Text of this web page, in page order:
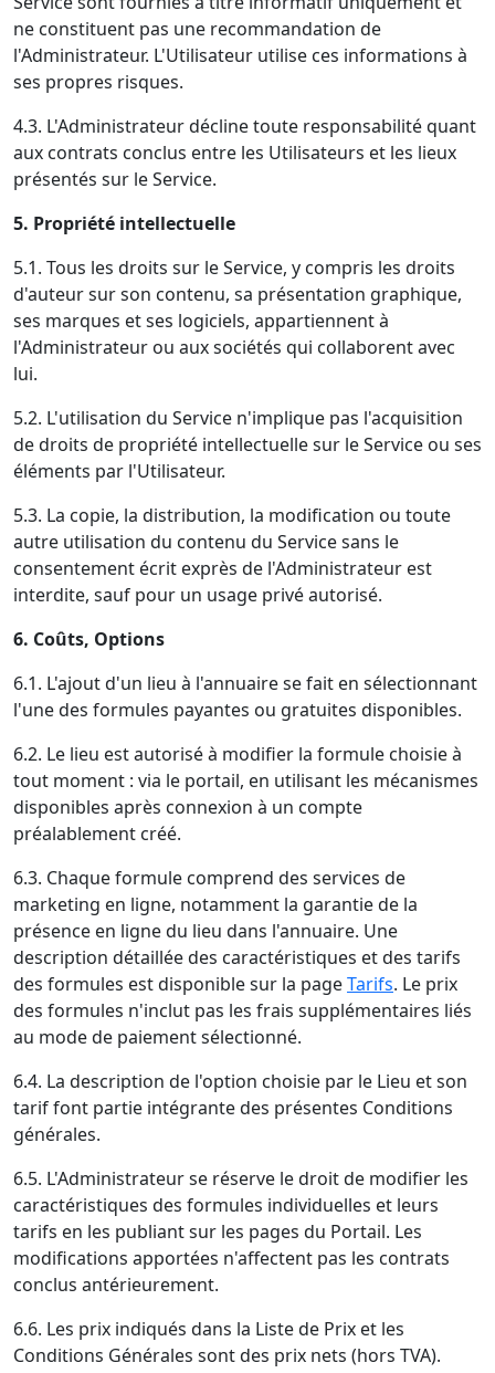
ne constituent pas une recommandation de
l'Administrateur. L'Utilisateur utilise ces informations à
ses propres risques.
4.3. L'Administrateur décline toute responsabilité quant
aux contrats conclus entre les Utilisateurs et les lieux
présentés sur le Service.
5. Propriété intellectuelle
5.1. Tous les droits sur le Service, y compris les droits
d'auteur sur son contenu, sa présentation graphique,
ses marques et ses logiciels, appartiennent à
l'Administrateur ou aux sociétés qui collaborent avec
lui.
5.2. L'utilisation du Service n'implique pas l'acquisition
de droits de propriété intellectuelle sur le Service ou ses
éléments par l'Utilisateur.
5.3. La copie, la distribution, la modification ou toute
autre utilisation du contenu du Service sans le
consentement écrit exprès de l'Administrateur est
interdite, sauf pour un usage privé autorisé.
6. Coûts, Options
6.1. L'ajout d'un lieu à l'annuaire se fait en sélectionnant
l'une des formules payantes ou gratuites disponibles.
6.2. Le lieu est autorisé à modifier la formule choisie à
tout moment : via le portail, en utilisant les mécanismes
disponibles après connexion à un compte
préalablement créé.
6.3. Chaque formule comprend des services de
marketing en ligne, notamment la garantie de la
présence en ligne du lieu dans l'annuaire. Une
description détaillée des caractéristiques et des tarifs
des formules est disponible sur la pageTarifs. Le prix
des formules n'inclut pas les frais supplémentaires liés
au mode de paiement sélectionné.
6.4. La description de l'option choisie par le Lieu et son
tarif font partie intégrante des présentes Conditions
générales.
6.5. L'Administrateur se réserve le droit de modifier les
caractéristiques des formules individuelles et leurs
tarifs en les publiant sur les pages du Portail. Les
modifications apportées n'affectent pas les contrats
conclus antérieurement.
6.6. Les prix indiqués dans la Liste de Prix et les
Conditions Générales sont des prix nets (hors TVA).